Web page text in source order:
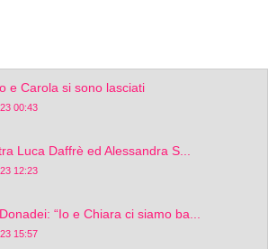
e Carola si sono lasciati
00:43
Luca Daffrè ed Alessandra S...
12:23
“Io e Chiara ci siamo ba...
15:57